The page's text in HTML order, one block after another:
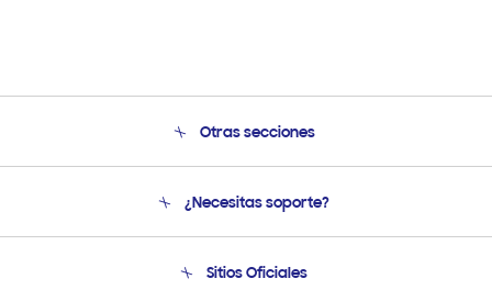
Otras secciones
Soporte
Condiciones de Compra
¿Necesitas soporte?
Soporte vía eMail
Sitios Oficiales